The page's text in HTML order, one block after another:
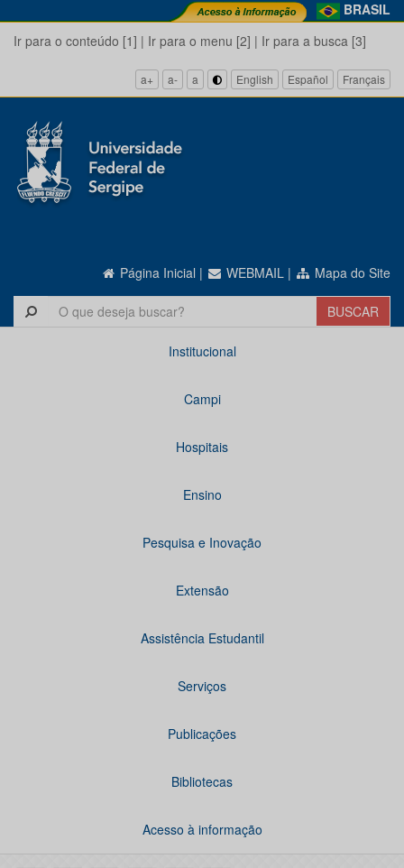
BRASIL
Ir para o conteúdo [1] | Ir para o menu [2] | Ir para a busca [3]
a+ a- a English Español Français
Página Inicial | WEBMAIL | Mapa do Site
Institucional
Campi
Hospitais
Ensino
Pesquisa e Inovação
Extensão
Assistência Estudantil
Serviços
Publicações
Bibliotecas
Acesso à informação